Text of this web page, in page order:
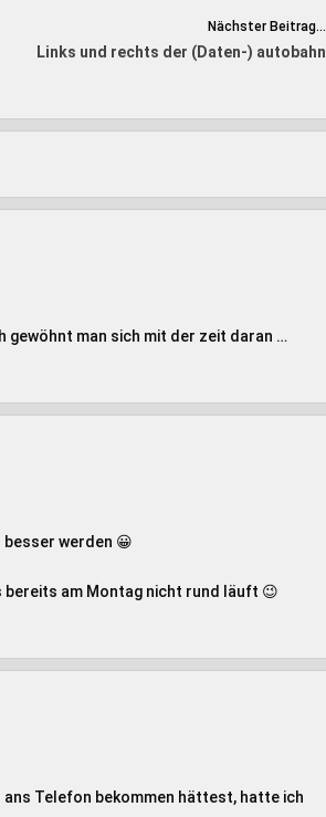
Nächster Beitrag...
Links und rechts der (Daten-) autobahn
gewöhnt man sich mit der zeit daran …
besser werden 😀
bereits am Montag nicht rund läuft 😉
ans Telefon bekommen hättest, hatte ich